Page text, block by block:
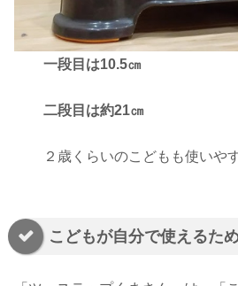
一段目は10.5㎝
二段目は約21㎝
２歳くらいのこどもも使いや
こどもが自分で使えるた